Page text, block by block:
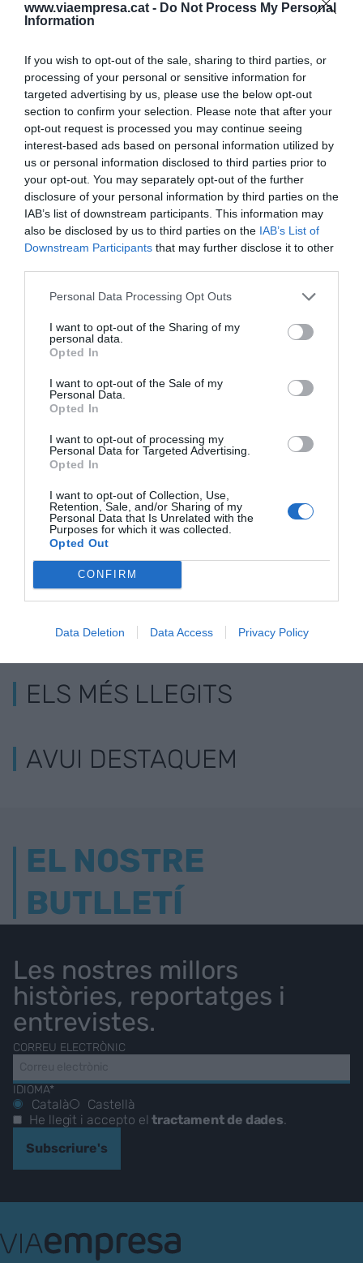
www.viaempresa.cat - Do Not Process My Personal
Information
If you wish to opt-out of the sale, sharing to third parties, or
processing of your personal or sensitive information for
targeted advertising by us, please use the below opt-out
section to confirm your selection. Please note that after your
opt-out request is processed you may continue seeing
interest-based ads based on personal information utilized by
us or personal information disclosed to third parties prior to
your opt-out. You may separately opt-out of the further
disclosure of your personal information by third parties on the
IAB’s list of downstream participants. This information may
also be disclosed by us to third parties on the IAB’s List of
Downstream Participants that may further disclose it to other
Personal Data Processing Opt Outs
I want to opt-out of the Sharing of my
personal data.
Opted In
I want to opt-out of the Sale of my
Personal Data.
Opted In
I want to opt-out of processing my
Personal Data for Targeted Advertising.
Opted In
I want to opt-out of Collection, Use,
Retention, Sale, and/or Sharing of my
Personal Data that Is Unrelated with the
Purposes for which it was collected.
Opted Out
CONFIRM
Data Deletion Data Access Privacy Policy
del supermercat.
Afegir VIA Empresa
com a font preferida de
Google de forma gratuïta
Estigues informat amb les últimes notícies d'actualitat
ACTIVAR ARA
RELACIONADES
Sorli aixeca un
supermercat i un
centre de salut a
Sitges
Sorli inverteix 7
la compra de nou
locals
Sorli obre
Sabadell
ELS MÉS LLEGITS
AVUI DESTAQUEM
EL NOSTRE
BUTLLETÍ
Les nostres millors
històries, reportatges i
entrevistes.
CORREU ELECTRÒNIC
IDIOMA*
Català
Castellà
He llegit i accepto eltractament de dades.
Subscriure's